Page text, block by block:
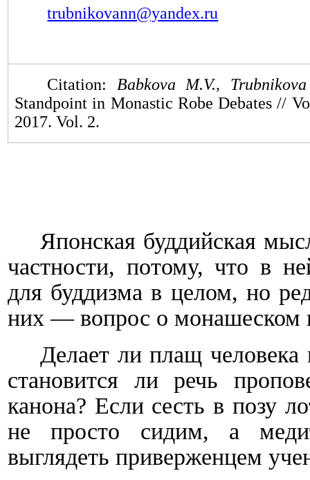
trubnikovann@yandex.ru
Citation: Babkova M.V.,
Standpoint in Monastic Robe Debates //
2017. Vol. 2.
Японская буддийская
частности, потому, что в
для буддизма в целом, но
них — вопрос о
Делает ли плащ
становится ли речь
канона? Если сесть в позу
не просто сидим, а
выглядеть приверженцем